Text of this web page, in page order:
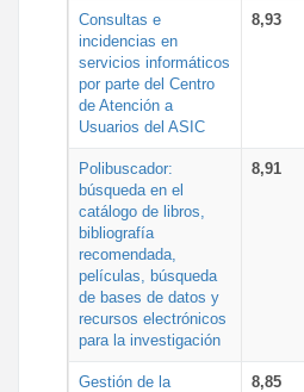
Consultas e
incidencias en
servicios informáticos
por parte del Centro
de Atención a
Usuarios del ASIC
8,93
Polibuscador:
búsqueda en el
catálogo de libros,
bibliografía
recomendada,
películas, búsqueda
de bases de datos y
recursos electrónicos
para la investigación
8,91
Gestión de la
8,85